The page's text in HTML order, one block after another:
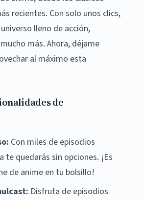
recientes. Con solo unos clics,
lleno de acción,
más. Ahora, déjame
al máximo esta
de
Con miles de episodios
te quedarás sin opciones. ¡Es
de anime en tu bolsillo!
Disfruta de episodios